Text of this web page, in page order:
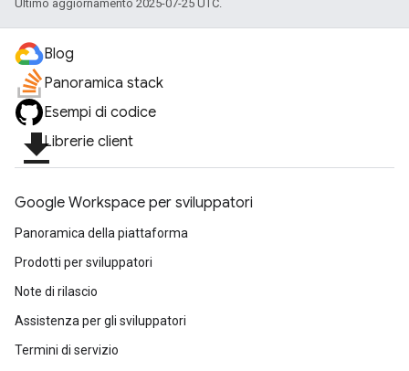
Ultimo aggiornamento 2025-07-25 UTC.
Blog
Panoramica stack
Esempi di codice
file_downloadLibrerie client
Google Workspace per sviluppatori
Panoramica della piattaforma
Prodotti per sviluppatori
Note di rilascio
Assistenza per gli sviluppatori
Termini di servizio